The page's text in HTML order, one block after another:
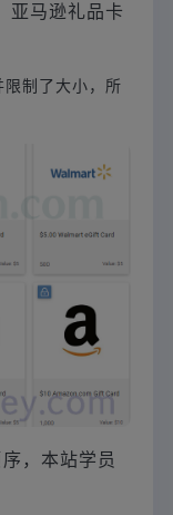
马逊礼品卡
制了大小，所
，本站学员